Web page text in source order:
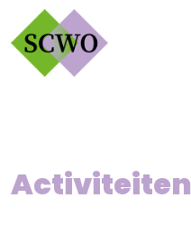
Activiteiten